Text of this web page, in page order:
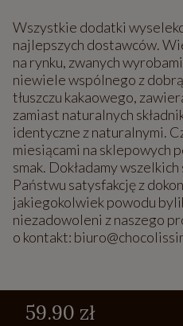
Wszystkie dodatki
najlepszych dostawców.
na rynku, zwanych
niewiele wspólnego z
tłuszczu kakaowego,
zamiast naturalnych
identyczne z naturalnymi.
miesiącami na sklepowych
smak. Dokładamy
Państwu satysfakcję z
jakiegokolwiek powodu
niezadowoleni z naszego
o kontakt:
59.90 zł